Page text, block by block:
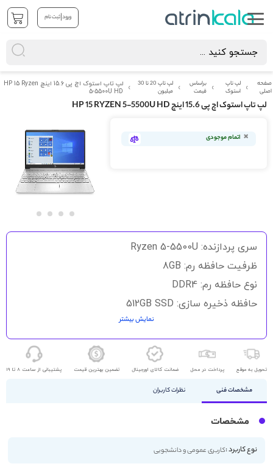
ورود|ثبت نام
صفحه
اصلی
لپ تاپ
استوک
براساس
قیمت
لپ تاپ 20 تا 30
میلیون
لپ تاپ استوک اچ پی 15.6 اینچ HP 15 Ryzen
5-5500U HD
لپ تاپ استوک اچ پی 15.6 اینچ HP 15 RYZEN 5-5500U HD
تصاویر
اتمام موجودی
سری پردازنده: Ryzen 5-5500U
ظرفیت حافظه رم: 8GB
نوع حافظه رم: DDR4
حافظه ذخیره سازی: 512GB SSD
اندازه صفحه نمایش: 15.6 اینچ
کیفیت صفحه نمایش: HD
نمایش بیشتر
تحویل به موقع پرداخت در محل ضمانت کالای اورجینال تضمین بهترین قیمت پشتیبانی از ساعت 8 تا 19
مشخصات فنی نظرات کاربران
مشخصات
نوع کاربرد :کاربری عمومی و دانشجویی